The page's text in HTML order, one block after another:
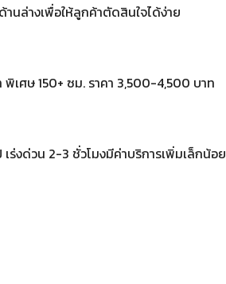
ล่างเพื่อให้ลูกค้าตัดสินใจได้ง่าย
เศษ 150+ ซม. ราคา 3,500-4,500 บาท
ร่งด่วน 2-3 ชั่วโมงมีค่าบริการเพิ่มเล็กน้อย